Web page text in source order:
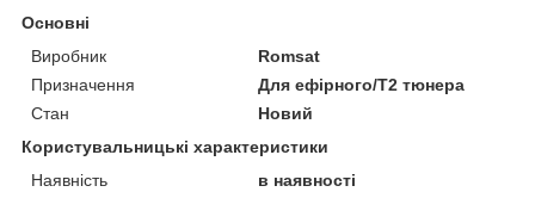
Основні
Виробник
Romsat
Призначення
Для ефірного/Т2 тюнера
Стан
Новий
Користувальницькі характеристики
Наявність
в наявності